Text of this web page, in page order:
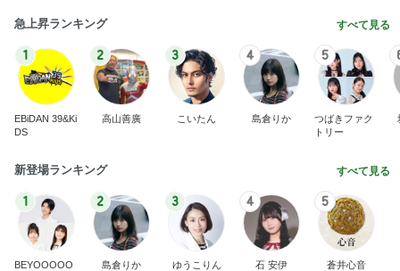
急上昇ランキング すべて見る
1
EBiDAN 39&Ki
DS
2
高山善廣
3
こいたん
4
島倉りか
5
つばきファク
トリー
新登場ランキング すべて見る
1
BEYOOOOO
2
島倉りか
3
ゆうこりん
4
石 安伊
5
蒼井心音